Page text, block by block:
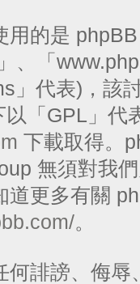
用的是
、「
」代表)，該
以「GPL」代
下載取得。
無須對我
道更多有關
。
何誹謗、侮